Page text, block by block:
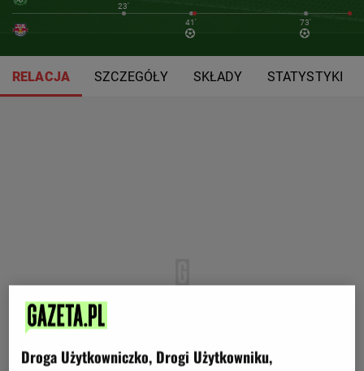
23'
41'
73'
RELACJA SZCZEGÓŁY SKŁADY STATYSTYKI
Droga Użytkowniczko, Drogi Użytkowniku,